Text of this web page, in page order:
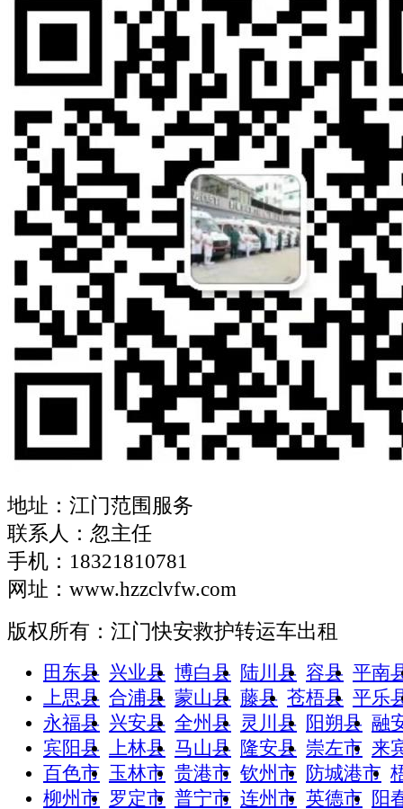
地址：江门范围服务
联系人：忽主任
手机：18321810781
网址：www.hzzclvfw.com
版权所有：江门快安救护转运车出租
田东县 兴业县 博白县 陆川县 容县 平南
上思县 合浦县 蒙山县 藤县 苍梧县 平乐
永福县 兴安县 全州县 灵川县 阳朔县 融
宾阳县
上林县 马山县 隆安县 崇左市 来
百色市 玉林市 贵港市 钦州市 防城港市
柳州市 罗定市 普宁市 连州市 英德市 阳